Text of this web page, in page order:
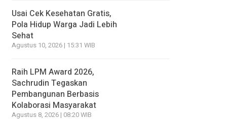
Usai Cek Kesehatan Gratis,
Pola Hidup Warga Jadi Lebih
Sehat
Agustus 10, 2026 | 15:31 WIB
Raih LPM Award 2026,
Sachrudin Tegaskan
Pembangunan Berbasis
Kolaborasi Masyarakat
Agustus 8, 2026 | 08:20 WIB